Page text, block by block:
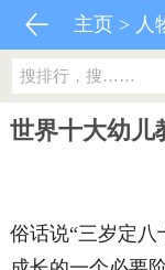
主页 > 人
世界十大幼儿
俗话说“三岁定